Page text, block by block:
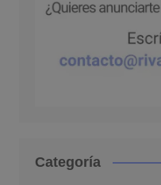
Categoría